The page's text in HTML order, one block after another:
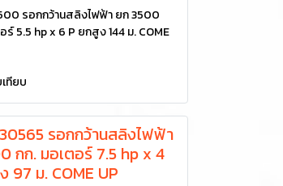
รอกกว้านสลิงไฟฟ้า ยก 3500
ร์ 5.5 hp x 6 P ยกสูง 144 ม. COME
ทียบ
รอกกว้านสลิงไฟฟ้า
กก. มอเตอร์ 7.5 hp x 4
97 ม. COME UP